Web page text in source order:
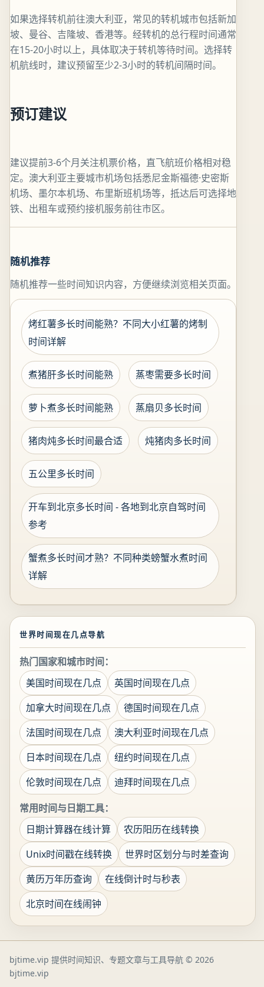
如果选择转机前往澳大利亚，常见的转机城市包括新加
坡、曼谷、吉隆坡、香港等。经转机的总行程时间通常
在15-20小时以上，具体取决于转机等待时间。选择转
机航线时，建议预留至少2-3小时的转机间隔时间。
预订建议
建议提前3-6个月关注机票价格，直飞航班价格相对稳
定。澳大利亚主要城市机场包括悉尼金斯福德·史密斯
机场、墨尔本机场、布里斯班机场等，抵达后可选择地
铁、出租车或预约接机服务前往市区。
随机推荐
随机推荐一些时间知识内容，方便继续浏览相关页面。
烤红薯多长时间能熟？不同大小红薯的烤制
时间详解
煮猪肝多长时间能熟 蒸枣需要多长时间
萝卜煮多长时间能熟 蒸扇贝多长时间
猪肉炖多长时间最合适 炖猪肉多长时间
五公里多长时间
开车到北京多长时间 - 各地到北京自驾时间
参考
蟹煮多长时间才熟？不同种类螃蟹水煮时间
详解
世界时间现在几点导航
热门国家和城市时间：
美国时间现在几点
英国时间现在几点
加拿大时间现在几点
德国时间现在几点
法国时间现在几点
澳大利亚时间现在几点
日本时间现在几点
纽约时间现在几点
伦敦时间现在几点
迪拜时间现在几点
常用时间与日期工具：
日期计算器在线计算
农历阳历在线转换
Unix时间戳在线转换
世界时区划分与时差查询
黄历万年历查询
在线倒计时与秒表
北京时间在线闹钟
bjtime.vip 提供时间知识、专题文章与工具导航 © 2026
bjtime.vip